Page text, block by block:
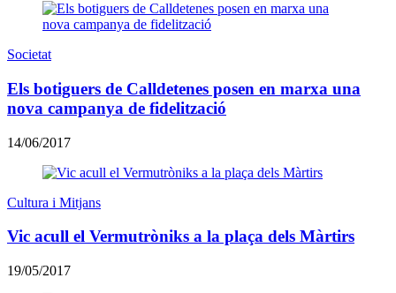
Societat
Els botiguers de Calldetenes posen en marxa una
nova campanya de fidelització
14/06/2017
Cultura i Mitjans
Vic acull el Vermutròniks a la plaça dels Màrtirs
19/05/2017